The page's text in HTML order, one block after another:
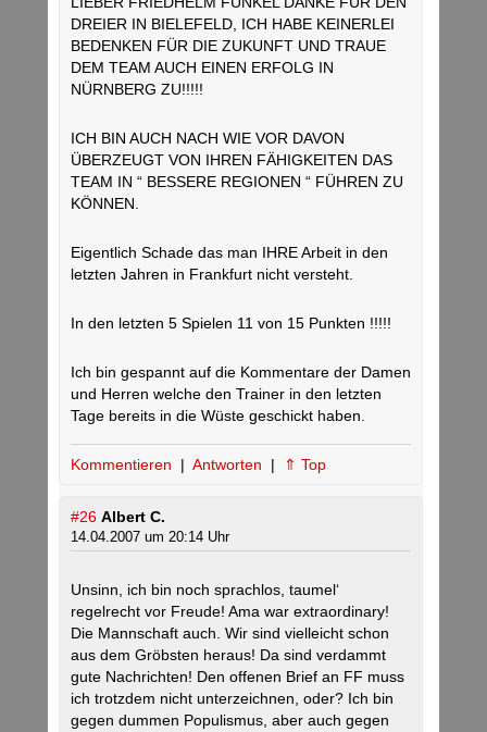
DREIER IN BIELEFELD, ICH HABE KEINERLEI
BEDENKEN FÜR DIE ZUKUNFT UND TRAUE
DEM TEAM AUCH EINEN ERFOLG IN
NÜRNBERG ZU!!!!!
ICH BIN AUCH NACH WIE VOR DAVON
ÜBERZEUGT VON IHREN FÄHIGKEITEN DAS
TEAM IN “ BESSERE REGIONEN “ FÜHREN ZU
KÖNNEN.
Eigentlich Schade das man IHRE Arbeit in den
letzten Jahren in Frankfurt nicht versteht.
In den letzten 5 Spielen 11 von 15 Punkten !!!!!
Ich bin gespannt auf die Kommentare der Damen
und Herren welche den Trainer in den letzten
Tage bereits in die Wüste geschickt haben.
Kommentieren | Antworten | ⇑ Top
#26 Albert C.
14.04.2007 um 20:14 Uhr
Unsinn, ich bin noch sprachlos, taumel‘
regelrecht vor Freude! Ama war extraordinary!
Die Mannschaft auch. Wir sind vielleicht schon
aus dem Gröbsten heraus! Da sind verdammt
gute Nachrichten! Den offenen Brief an FF muss
ich trotzdem nicht unterzeichnen, oder? Ich bin
gegen dummen Populismus, aber auch gegen